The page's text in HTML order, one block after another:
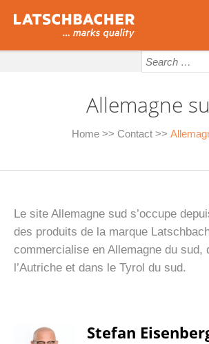
Allemagne
Home >> Contact >>
Le site Allemagne sud s’occupe
des produits de la marque
commercialise en Allemagne du sud,
l’Autriche et dans le Tyrol du sud.
Stefan